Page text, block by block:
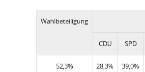
Wahlbeteiligung
CDU SPD
52,3% 28,3% 39,0%